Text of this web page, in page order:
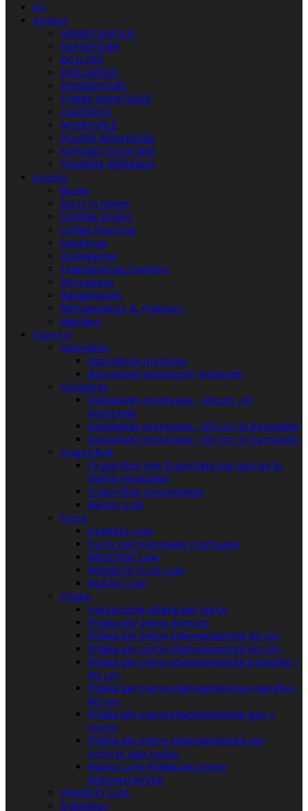
All
Ariston
APARAT KAFEJE
ASPIRATORË
BOJLERË
ENËLARËSE
FRIGORIFERË
FURRË MONTUESE
LAVATRIÇE
MIKROVALË
PLLAKË MONTUESE
SHPORET ELEKTRIK
THARËSE RROBASH
Ariston
Boiler
Built In Ovens
Clothes Dryers
Coffee Machine
Cooktops
Dishwasher
Freestanding Cookers
Microwave
Rangehoods
Refrigerators & Freezers
Washers
Eurolux
Aspiratori
Aspiratorë montues
Aspiratorë teleskopik montues
Enëlarëse
Enëlarëset montuese – 45 cm -10
komplete
Enëlarëset montuese – 60 cm 12 komplete
Enëlarëset montuese – 60 cm 15 komplete
Frigoriferë
Frigoriferë dhe frigoriferë me ngrirje të
thellë montuese
Frigoriferë jomontuese
Rustic Line
Furra
CLASSIC Line
Furrë me mikrovalë montuese
PRESTIGE Line
PRIORITY PLUS Line
RUSTIC Line
Pllaka
Indukcione pllaka për zierje
Pllaka për zierje domino
Pllaka për zierje xhamqeramikë 30 cm
Pllaka për zierje xhamqeramikë 60 cm
Pllaka për zierje xhamqeramikë e bardhë –
30 cm
Pllaka për zierje xhamqeramikë e bardhë –
60 cm
Pllaka për zierje xhamqeramikë gaz +
rrymë
Pllaka për zierje xhamqeramikë me
kornizë nga inoksi
Rustic Line Pllaka për zierje
xhamqeramikë
PRIORITY Line
Enëlarëse